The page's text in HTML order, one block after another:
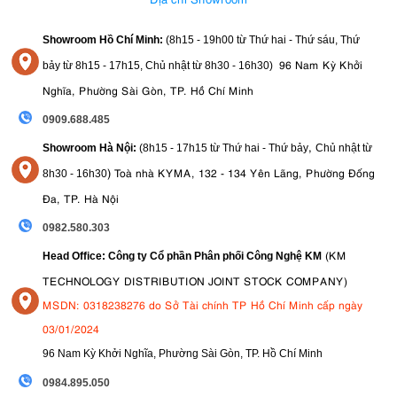
Hệ thống pin di động 48V
Trạm nguồn như Aputure Battery Power Station
Nhờ khả năng cấp nguồn linh hoạt, Nova P300c có thể đồng hành
trong nhiều bối cảnh quay khác nhau, từ studio cố định đến các dự
3.8. Thiết kế chuyên nghiệp, sẵn sàng cho phim trường
Sở hữu thiết kế chuyên nghiệp, Nova P300c mang lại sự ổn định
biến:
Baby Pin 5/8 inch
Junior Pin 1.125 inch
Nhờ đó, thiết bị có thể dễ dàng kết hợp với chân đèn, hệ thống rig và
nghiệp.
Showroom Hồ Chí Minh: (8h15 - 19h00 từ Thứ hai - Thứ sáu, Thứ
bảy từ 8h15 - 17h15, Chủ nhật từ 8h30 - 16h30) 96 Nam Kỳ Khởi
Nghĩa, Phường Sài Gòn, TP. Hồ Chí Minh
0909.688.485
Showroom Hà Nội: (8h15 - 17h15 từ Thứ hai - Thứ bảy, Chủ nhật từ
8h30 - 16h30) Toà nhà KYMA, 132 - 134 Yên Lãng, Phường Đống
Đa, TP. Hà Nội
0982.580.303
Head Office: Công ty Cổ phần Phân phối Công Nghệ KM (KM
TECHNOLOGY DISTRIBUTION JOINT STOCK COMPANY)
MSDN: 0318238276 do Sở Tài chính TP Hồ Chí Minh cấp ngày
03/01/2024
96 Nam Kỳ Khởi Nghĩa, Phường Sài Gòn, TP. Hồ Chí Minh
0984.895.050